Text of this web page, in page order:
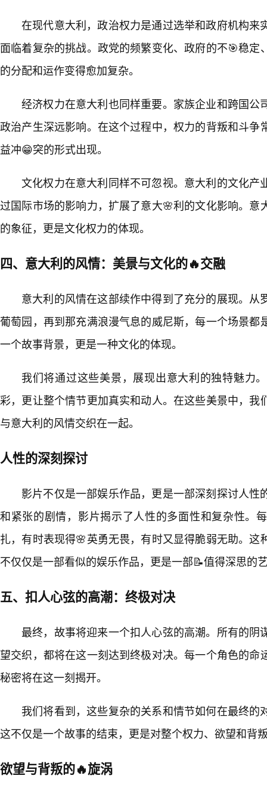
在现代意大利，政治权力是通过选举和政府机构来
面临着复杂的挑战。政党的频繁变化、政府的不🎯稳定
的分配和运作变得愈加复杂。
经济权力在意大利也同样重要。家族企业和跨国公
政治产生深远影响。在这个过程中，权力的背叛和斗争
益冲😁突的形式出现。
文化权力在意大利同样不可忽视。意大利的文化产
过国际市场的影响力，扩展了意大🌸利的文化影响。意
的象征，更是文化权力的体现。
四、意大利的风情：美景与文化的🔥交融
意大利的风情在这部续作中得到了充分的展现。从
葡萄园，再到那充满浪漫气息的威尼斯，每一个场景都
一个故事背景，更是一种文化的体现。
我们将通过这些美景，展现出意大利的独特魅力
彩，更让整个情节更加真实和动人。在这些美景中，我
与意大利的风情交织在一起。
人性的深刻探讨
影片不仅是一部娱乐作品，更是一部深刻探讨人性
和紧张的剧情，影片揭示了人性的多面性和复杂性。
扎，有时表现得🌸英勇无畏，有时又显得脆弱无助。这
不仅仅是一部看似的娱乐作品，更是一部📝值得深思的
五、扣人心弦的高潮：终极对决
最终，故事将迎来一个扣人心弦的高潮。所有的阴
望交织，都将在这一刻达到终极对决。每一个角色的命
秘密将在这一刻揭开。
我们将看到，这些复杂的关系和情节如何在最终的
这不仅是一个故事的结束，更是对整个权力、欲望和背
欲望与背叛的🔥旋涡